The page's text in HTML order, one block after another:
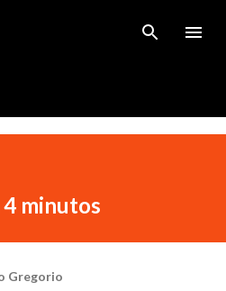
Pular para o conteúdo
minutos
Gregorio